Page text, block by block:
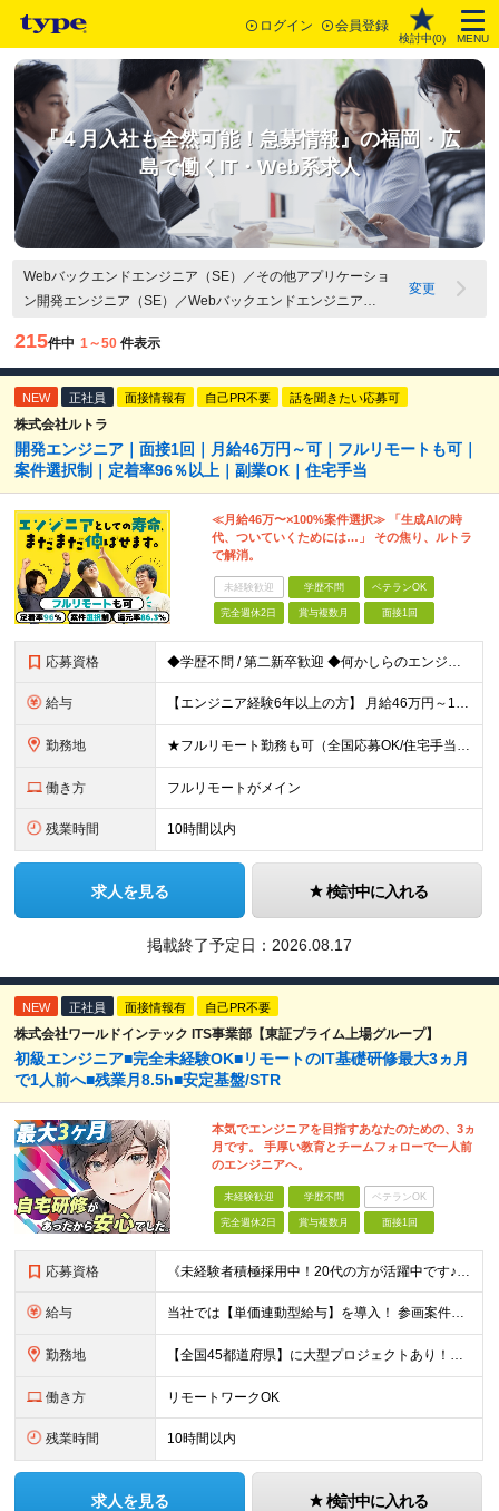
ログイン 会員登録
検討中(0) MENU
『４月入社も全然可能！急募情報』の福岡・広
島で働くIT・Web系求人
Webバックエンドエンジニア（SE）／その他アプリケーショ
ン開発エンジニア（SE）／Webバックエンドエンジニア
クター・Webプロデューサー／Webデザイナー・コーダー・コ
ンテンツ企画／広島県／福岡県／急募求人
変更
215件中 1～50 件表示
NEW 正社員 面接情報有 自己PR不要 話を聞きたい応募可
株式会社ルトラ
開発エンジニア｜面接1回｜月給46万円～可｜フルリモートも可｜
案件選択制｜定着率96％以上｜副業OK｜住宅手当
≪月給46万〜×100%案件選択≫ 「生成AIの時
代、ついていくためには…」 その焦り、ルトラ
で解消。
未経験歓迎 学歴不問 ベテランOK
完全週休2日 賞与複数月 面接1回
応募資格 ◆学歴不問 / 第二新卒歓迎 ◆何かしらのエンジニア経験をお持ちの方 （言語・期間・フェーズ不問） 経験浅めの方も遠慮なくご応募ください！ ■入社前Q＆A ────── ◎実力に見合った報酬が手に
給与 【エンジニア経験6年以上の方】 月給46万円～100万円（固定残業代含む） ※上記月給には月30時間分の固定残業代（月8万7,400円～月19万円）を含む。超過分は全額支給。 【エンジニア経験4年以
勤務地 ★フルリモート勤務も可（全国応募OK/住宅手当を支給します） ※案件によって常駐が必要になる場合があります。 ※希望がない限り、転勤はありません ※U・Iターン歓迎 ★ルトラの社員は全国各地で活躍中
働き方 フルリモートがメイン
残業時間 10時間以内
求人を見る 検討中に入れる
掲載終了予定日： 2026.08.17
NEW 正社員 面接情報有 自己PR不要
株式会社ワールドインテック ITS事業部【東証プライム上場グループ】
初級エンジニア■完全未経験OK■リモートのIT基礎研修最大3ヵ月
で1人前へ■残業月8.5h■安定基盤/STR
本気でエンジニアを目指すあなたのための、3ヵ
月です。 手厚い教育とチームフォローで一人前
のエンジニアへ。
未経験歓迎 学歴不問 ベテランOK
完全週休2日 賞与複数月 面接1回
応募資格 《未経験者積極採用中！20代の方が活躍中です♪》 ◎約4割が実務未経験入社！ ■学歴・職歴は一切問いません！ ■第二新卒の方もお気軽にご相談ください♪ ■入社してから数年は、転勤の可能性があります
給与 当社では【単価連動型給与】を導入！ 参画案件の契約単価に連動して給与が決定。 還元率は単価の【70％～80％】と東証プライム上場グループとして高水準です！（社会保険料・教育コスト含む） ■関東：月給
勤務地 【全国45都道府県】に大型プロジェクトあり！※ 四国・沖縄を除く 主要勤務地： 北海道/宮城県/栃木県/埼玉県/千葉県/東京都/神奈川県/愛知県/大阪府/京都府/兵庫県/広島県/福岡県/熊本県 ※勤
働き方 リモートワークOK
残業時間 10時間以内
求人を見る 検討中に入れる